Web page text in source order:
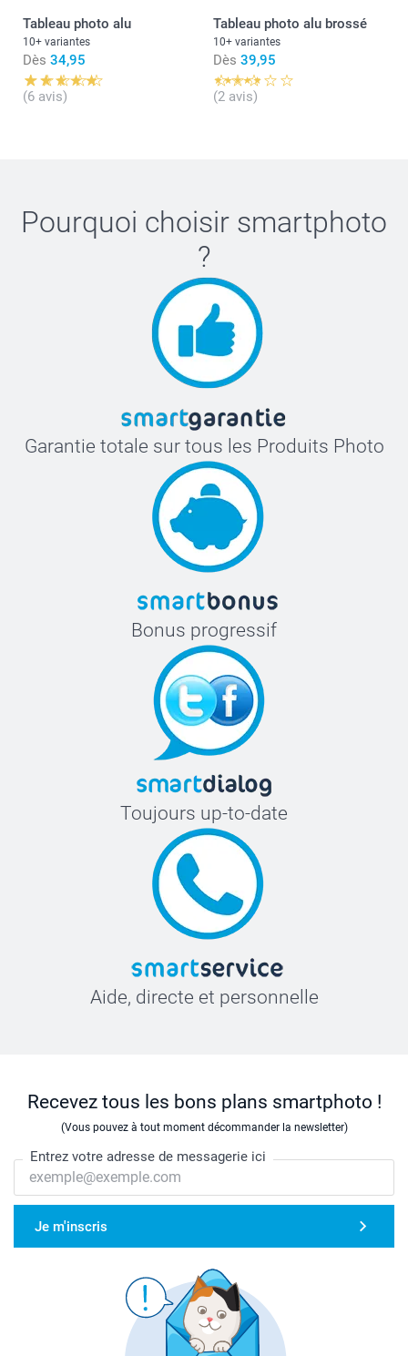
Tableau photo alu
10+ variantes
Dès 34,95
(6 avis)
Tableau photo alu brossé
10+ variantes
Dès 39,95
(2 avis)
Pourquoi choisir smartphoto
?
Garantie totale sur tous les Produits Photo
Bonus progressif
Toujours up-to-date
Aide, directe et personnelle
Recevez tous les bons plans smartphoto !
(Vous pouvez à tout moment décommander la newsletter)
Entrez votre adresse de messagerie ici
Je m'inscris